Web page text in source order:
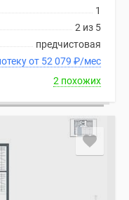
1
2 из 5
предчистовая
В ипотеку от 52 079 ₽/мес
2 похожих